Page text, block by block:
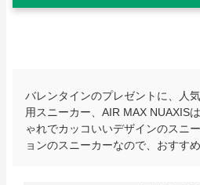
バレンタインのプレゼントに、人
用スニーカー、AIR MAX NUAXIS
ゃれでカッコいいデザインのスニ
ョンのスニーカーなので、おすすめ